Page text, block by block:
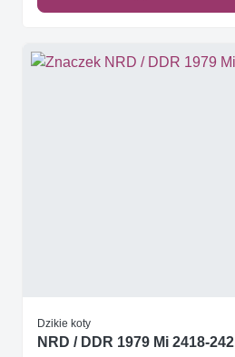
Dzikie koty
NRD / DDR 1979 Mi 2418-